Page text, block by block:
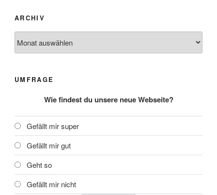
ARCHIV
UMFRAGE
Wie findest du unsere neue Webseite?
Gefällt mir super
Gefällt mir gut
Geht so
Gefällt mir nicht